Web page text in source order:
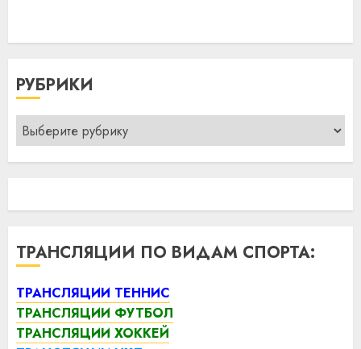
РУБРИКИ
Рубрики
ТРАНСЛЯЦИИ ПО ВИДАМ СПОРТА:
ТРАНСЛЯЦИИ ТЕННИС
ТРАНСЛЯЦИИ ФУТБОЛ
ТРАНСЛЯЦИИ ХОККЕЙ